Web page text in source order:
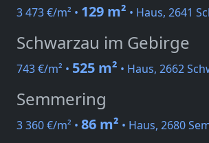
3 473 €/m² • 129 m² • Haus, 2641
Schwarzau im Gebirge
743 €/m² • 525 m² • Haus, 2662
Semmering
3 360 €/m² • 86 m² • Haus, 2680